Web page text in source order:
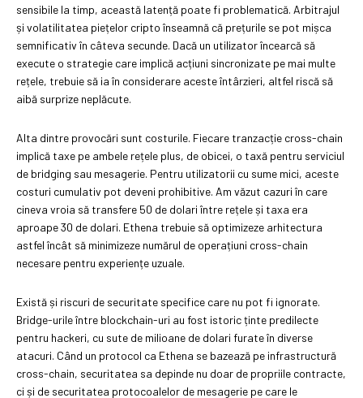
sensibile la timp, această latență poate fi problematică. Arbitrajul
și volatilitatea piețelor cripto înseamnă că prețurile se pot mișca
semnificativ în câteva secunde. Dacă un utilizator încearcă să
execute o strategie care implică acțiuni sincronizate pe mai multe
rețele, trebuie să ia în considerare aceste întârzieri, altfel riscă să
aibă surprize neplăcute.
Alta dintre provocări sunt costurile. Fiecare tranzacție cross-chain
implică taxe pe ambele rețele plus, de obicei, o taxă pentru serviciul
de bridging sau mesagerie. Pentru utilizatorii cu sume mici, aceste
costuri cumulativ pot deveni prohibitive. Am văzut cazuri în care
cineva vroia să transfere 50 de dolari între rețele și taxa era
aproape 30 de dolari. Ethena trebuie să optimizeze arhitectura
astfel încât să minimizeze numărul de operațiuni cross-chain
necesare pentru experiențe uzuale.
Există și riscuri de securitate specifice care nu pot fi ignorate.
Bridge-urile între blockchain-uri au fost istoric ținte predilecte
pentru hackeri, cu sute de milioane de dolari furate în diverse
atacuri. Când un protocol ca Ethena se bazează pe infrastructură
cross-chain, securitatea sa depinde nu doar de propriile contracte,
ci și de securitatea protocoalelor de mesagerie pe care le